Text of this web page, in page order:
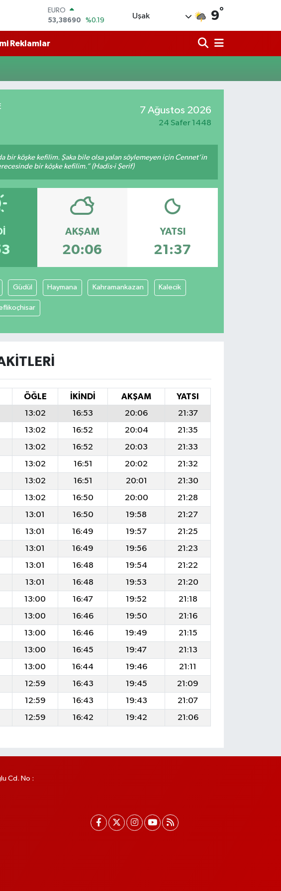
STERLİN
61,60380
%0.18
G.ALTIN
6862,09000
79.591,74
%-1.82
DOLAR
Uşak 9°
Reklamlar
7 Ağustos 2026
24 Safer 1448
bir köşke kefilim. Şaka bile olsa yalan söylemeyen için Cennet’in
bir köşke kefilim.” (Hadis-i Şerif)
AKŞAM
20:06
YATSI
21:37
Güdül Haymana Kahramankazan Kalecik
ÖĞLE İKINDI AKŞAM
YATSI
13:02 16:53 20:06
21:37
13:02 16:52 20:04
21:35
13:02 16:52 20:03
21:33
13:02 16:51 20:02
21:32
13:02 16:51 20:01
21:30
13:02 16:50 20:00
21:28
13:01 16:50 19:58
21:27
13:01 16:49 19:57
21:25
13:01 16:49 19:56
21:23
13:01 16:48 19:54
21:22
13:01 16:48 19:53
21:20
13:00 16:47 19:52
21:18
13:00 16:46 19:50
21:16
13:00 16:46 19:49
21:15
13:00 16:45 19:47
21:13
13:00 16:44 19:46
21:11
12:59 16:43 19:45
21:09
12:59 16:43 19:43
21:07
12:59 16:42 19:42 21:06
Cd. No :